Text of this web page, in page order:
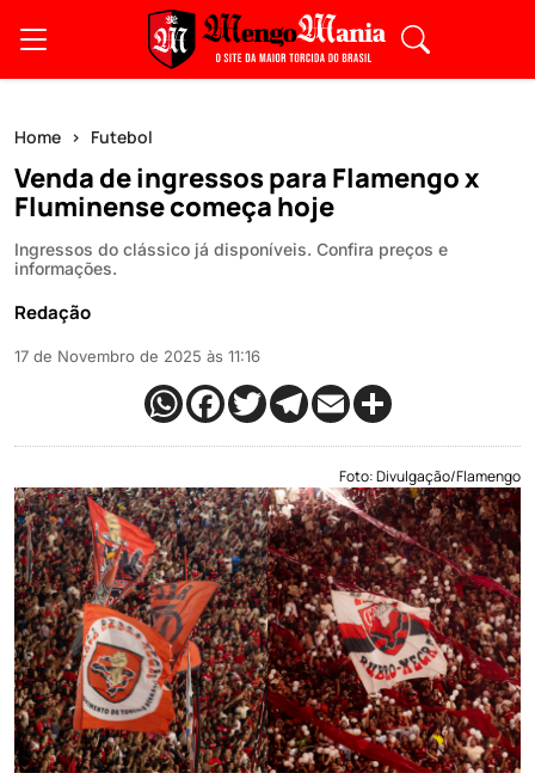
Home Futebol
Venda de ingressos para Flamengo x
Fluminense começa hoje
Ingressos do clássico já disponíveis. Confira preços e
informações.
Redação
17 de Novembro de 2025 às 11:16
Foto: Divulgação/Flamengo